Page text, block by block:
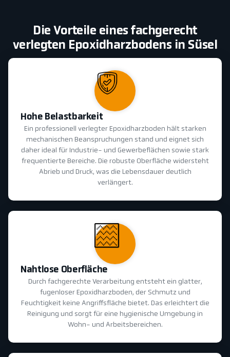
Die Vorteile eines fachgerecht
verlegten Epoxidharzbodens in Süsel
Hohe Belastbarkeit
Ein professionell verlegter Epoxidharzboden hält starken
mechanischen Beanspruchungen stand und eignet sich
daher ideal für Industrie- und Gewerbeflächen sowie stark
frequentierte Bereiche. Die robuste Oberfläche widersteht
Abrieb und Druck, was die Lebensdauer deutlich
verlängert.
Nahtlose Oberfläche
Durch fachgerechte Verarbeitung entsteht ein glatter,
fugenloser Epoxidharzboden, der Schmutz und
Feuchtigkeit keine Angriffsfläche bietet. Das erleichtert die
Reinigung und sorgt für eine hygienische Umgebung in
Wohn- und Arbeitsbereichen.